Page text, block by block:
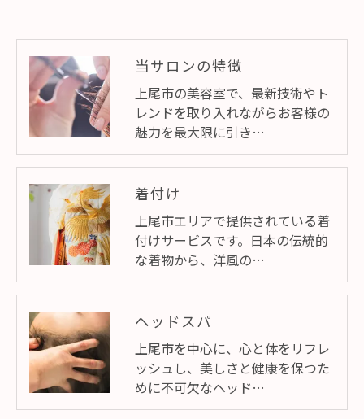
当サロンの特徴
上尾市の美容室で、最新技術やト
レンドを取り入れながらお客様の
魅力を最大限に引き…
着付け
上尾市エリアで提供されている着
付けサービスです。日本の伝統的
な着物から、洋風の…
ヘッドスパ
上尾市を中心に、心と体をリフレ
ッシュし、美しさと健康を保つた
めに不可欠なヘッド…